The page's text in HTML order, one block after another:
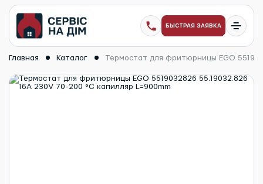
БЫСТРАЯ ЗАЯВКА
Главная Каталог Термостат для фритюрницы EGO